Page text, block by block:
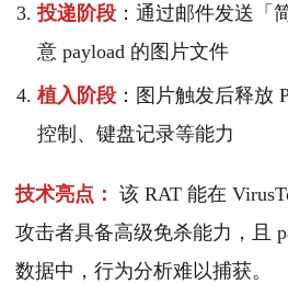
投递阶段 ：通过邮件发送「
意 payload 的图片文件
植入阶段 ：图片触发后释放
控制、键盘记录等能力
技术亮点： 该 RAT 能在
攻击者具备高级免杀能力，且
数据中，行为分析难以捕获。